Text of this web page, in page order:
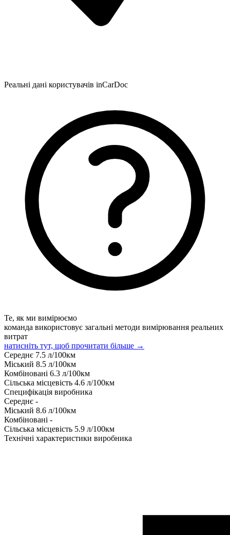
Реальні дані користувачів inCarDoc
Те, як ми вимірюємо
команда використовує загальні методи вимірювання реальних
витрат
натисніть тут, щоб прочитати більше →
Середнє 7.5 л/100км
Міський 8.5 л/100км
Комбіновані 6.3 л/100км
Сільська місцевість 4.6 л/100км
Специфікація виробника
Середнє -
Міський 8.6 л/100км
Комбіновані -
Сільська місцевість 5.9 л/100км
Технічні характеристики виробника